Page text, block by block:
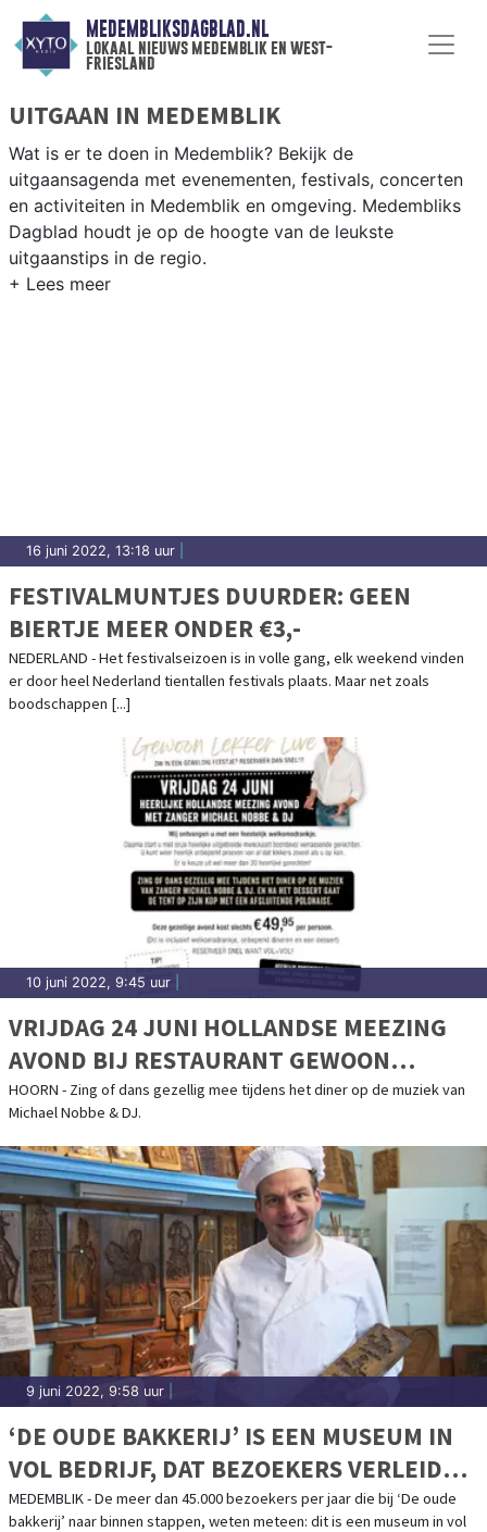
MEDEMBLIKSDAGBLAD.NL
lokaal nieuws medemblik en west-
friesland
UITGAAN IN MEDEMBLIK
Wat is er te doen in Medemblik? Bekijk de
uitgaansagenda met evenementen, festivals, concerten
en activiteiten in Medemblik en omgeving. Medembliks
Dagblad houdt je op de hoogte van de leukste
uitgaanstips in de regio.
16 juni 2022, 13:18 uur
FESTIVALMUNTJES DUURDER: GEEN
BIERTJE MEER ONDER €3,-
NEDERLAND - Het festivalseizoen is in volle gang, elk weekend vinden
er door heel Nederland tientallen festivals plaats. Maar net zoals
boodschappen [...]
10 juni 2022, 9:45 uur
VRIJDAG 24 JUNI HOLLANDSE MEEZING
AVOND BIJ RESTAURANT GEWOON
LEKKER IN HOORN
HOORN - Zing of dans gezellig mee tijdens het diner op de muziek van
Michael Nobbe & DJ.
9 juni 2022, 9:58 uur
‘DE OUDE BAKKERIJ’ IS EEN MUSEUM IN
VOL BEDRIJF, DAT BEZOEKERS VERLEIDT
VIA ALLE ZINTUIGEN
MEDEMBLIK - De meer dan 45.000 bezoekers per jaar die bij ‘De oude
bakkerij’ naar binnen stappen, weten meteen: dit is een museum in vol